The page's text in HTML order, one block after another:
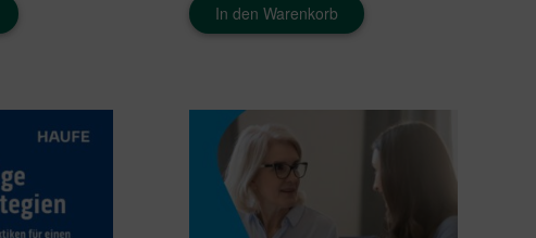
In den Warenkorb